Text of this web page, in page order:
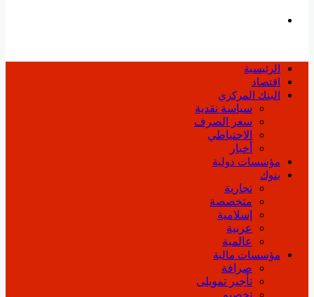
الرئيسية
اقتصاد
البنك المركزي
سياسة نقدية
سعر الصرف
الاحتياطي
أخبار
مؤسسات دولية
بنوك
تجارية
متخصصة
إسلامية
عربية
عالمية
مؤسسات مالية
صرافة
تأجير تمويلى
تخصيم